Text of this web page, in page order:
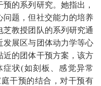
的系列研究。她指出，
问题，但社交能力的培养
教授团队的系列研究通
发展区与团体动力学等心
近的团体干预方案，该方
状(如刻板、感觉异常
干预的结合，对干预有